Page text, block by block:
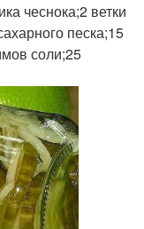
чеснока;2 ветки
песка;15
соли;25